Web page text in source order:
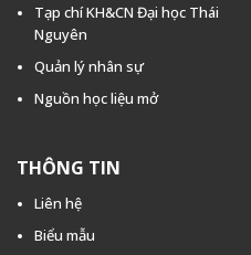
Tạp chí KH&CN Đại học Thái
Nguyên
Quản lý nhân sự
Nguồn học liệu mở
THÔNG TIN
Liên hệ
Biểu mẫu